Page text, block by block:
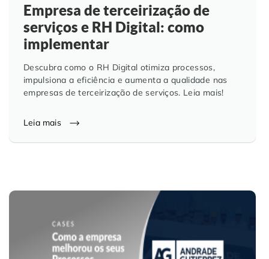
Empresa de terceirização de
serviços e RH Digital: como
implementar
Descubra como o RH Digital otimiza processos,
impulsiona a eficiência e aumenta a qualidade nas
empresas de terceirização de serviços. Leia mais!
Leia mais